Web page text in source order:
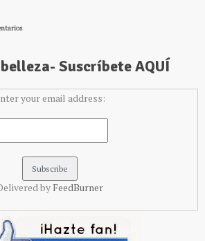
Suscríbete AQUÍ
your email address:
by FeedBurner